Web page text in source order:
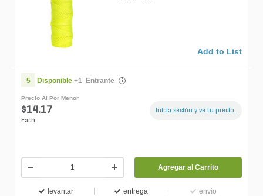
Add to List
5 Disponible +1 Entrante i
Precio Al Por Menor
$14.17
Each
Inicia sesión y ve tu precio.
Agregar al Carrito
levantar entrega envío